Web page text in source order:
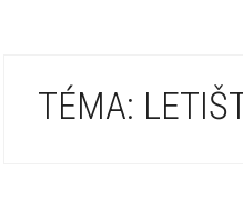
TÉMA: